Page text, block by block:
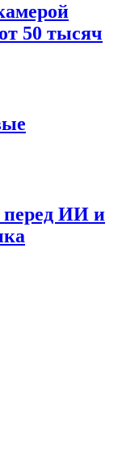
50 тысяч
перед ИИ и